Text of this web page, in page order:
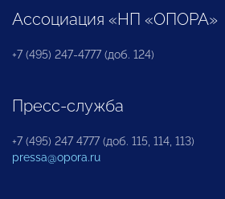
Ассоциация «НП «ОПОРА»
+7 (495) 247-4777 (доб. 124)
Пресс-служба
+7 (495) 247 4777 (доб. 115, 114, 113)
pressa@opora.ru